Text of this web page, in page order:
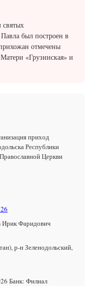
был построен в
отмечены
«Грузинская» и
приход
Республики
Церкви
Ирик Фаридович
р-н Зеленодольский,
Банк: Филиал